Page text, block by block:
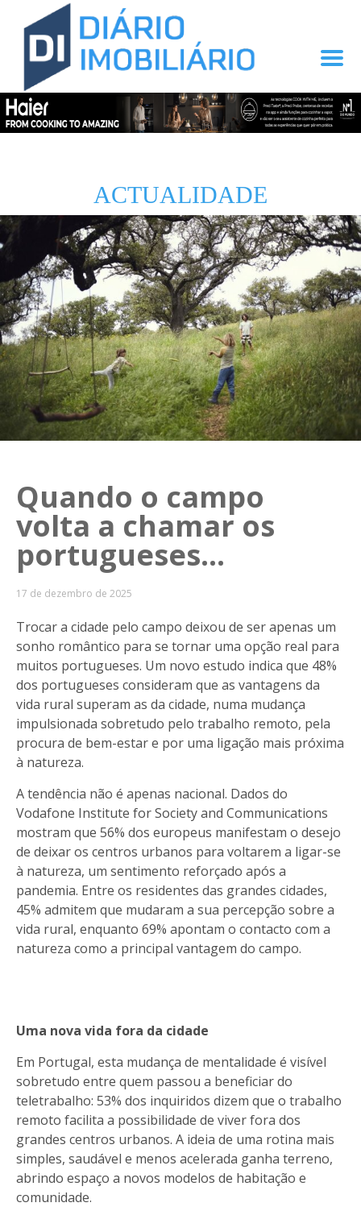
ACTUALIDADE
Quando o campo
volta a chamar os
portugueses...
17 de dezembro de 2025
Trocar a cidade pelo campo deixou de ser apenas um
sonho romântico para se tornar uma opção real para
muitos portugueses. Um novo estudo indica que 48%
dos portugueses consideram que as vantagens da
vida rural superam as da cidade, numa mudança
impulsionada sobretudo pelo trabalho remoto, pela
procura de bem-estar e por uma ligação mais próxima
à natureza.
A tendência não é apenas nacional. Dados do
Vodafone Institute for Society and Communications
mostram que 56% dos europeus manifestam o desejo
de deixar os centros urbanos para voltarem a ligar-se
à natureza, um sentimento reforçado após a
pandemia. Entre os residentes das grandes cidades,
45% admitem que mudaram a sua percepção sobre a
vida rural, enquanto 69% apontam o contacto com a
natureza como a principal vantagem do campo.
Uma nova vida fora da cidade
Em Portugal, esta mudança de mentalidade é visível
sobretudo entre quem passou a beneficiar do
teletrabalho: 53% dos inquiridos dizem que o trabalho
remoto facilita a possibilidade de viver fora dos
grandes centros urbanos. A ideia de uma rotina mais
simples, saudável e menos acelerada ganha terreno,
abrindo espaço a novos modelos de habitação e
comunidade.